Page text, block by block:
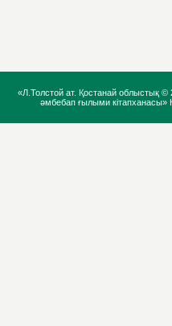
«Л.Толстой ат. Қостанай облыстық ©
әмбебап ғылыми